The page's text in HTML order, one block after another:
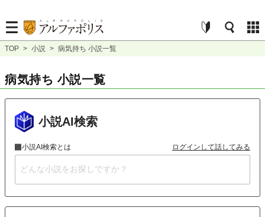
TOP > 小説 > 病気持ち 小説一覧
病気持ち 小説一覧
小説AI検索
小説AI検索とは ログインして話してみる